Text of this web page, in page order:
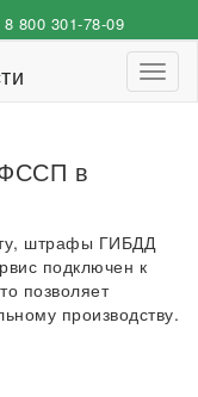
8 800 301-78-09
ФССП в
штрафы ГИБДД
подключен к
позволяет
производству.